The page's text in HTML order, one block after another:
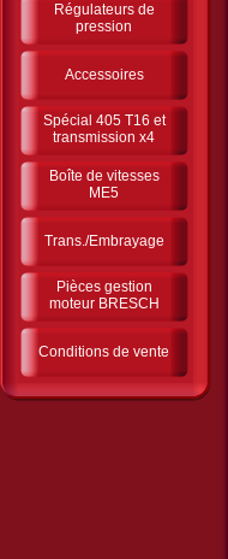
Régulateurs de
pression
Accessoires
Spécial 405 T16 et
transmission x4
Boîte de vitesses
ME5
Trans./Embrayage
Pièces gestion
moteur BRESCH
Conditions de vente